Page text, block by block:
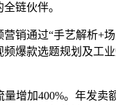
链伙伴。
通过“手艺解析+
爆款选题规划及工
加400%。年发卖